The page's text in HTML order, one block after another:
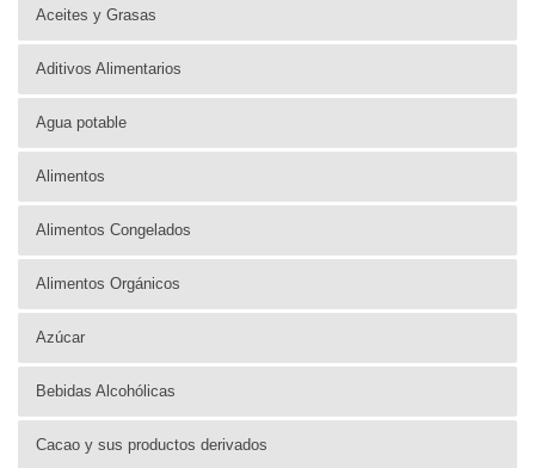
Aceites y Grasas
Aditivos Alimentarios
Agua potable
Alimentos
Alimentos Congelados
Alimentos Orgánicos
Azúcar
Bebidas Alcohólicas
Cacao y sus productos derivados